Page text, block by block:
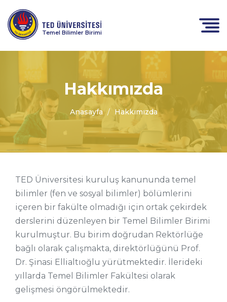
Temel Bilimler Birimi
Hakkımızda
Anasayfa Hakkımızda
TED Üniversitesi kuruluş kanununda temel
bilimler (fen ve sosyal bilimler) bölümlerini
içeren bir fakülte olmadığı için ortak çekirdek
derslerini düzenleyen bir Temel Bilimler Birimi
kurulmuştur. Bu birim doğrudan Rektörlüğe
bağlı olarak çalışmakta, direktörlüğünü Prof.
Dr. Şinasi Ellialtıoğlu yürütmektedir. İlerideki
yıllarda Temel Bilimler Fakültesi olarak
gelişmesi öngörülmektedir.